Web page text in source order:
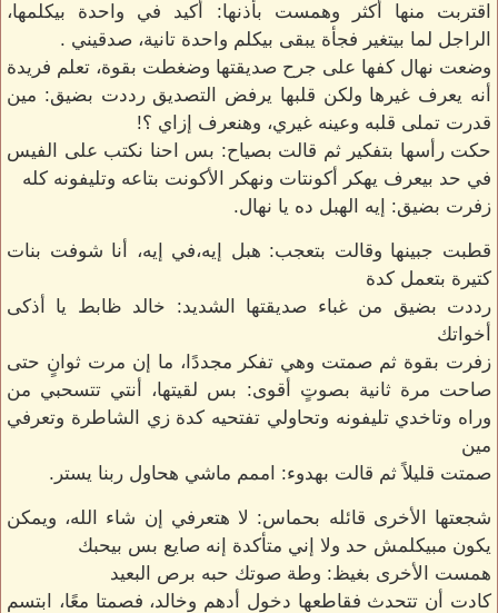
اقتربت منها أكثر وهمست بأذنها: أكيد في واحدة بيكلمها،
الراجل لما بيتغير فجأة يبقى بيكلم واحدة تانية، صدقيني .
وضعت نهال كفها على جرح صديقتها وضغطت بقوة، تعلم فريدة
أنه يعرف غيرها ولكن قلبها يرفض التصديق رددت بضيق: مين
قدرت تملى قلبه وعينه غيري، وهنعرف إزاي ؟!
حكت رأسها بتفكير ثم قالت بصياح: بس احنا نكتب على الفيس
في حد بيعرف يهكر أكونتات ونهكر الأكونت بتاعه وتليفونه كله
زفرت بضيق: إيه الهبل ده يا نهال.
قطبت جبينها وقالت بتعجب: هبل إيه،في إيه، أنا شوفت بنات
كتيرة بتعمل كدة
رددت بضيق من غباء صديقتها الشديد: خالد ظابط يا أذكى
أخواتك
زفرت بقوة ثم صمتت وهي تفكر مجددًا، ما إن مرت ثوانٍ حتى
صاحت مرة ثانية بصوتٍ أقوى: بس لقيتها، أنتي تتسحبي من
وراه وتاخدي تليفونه وتحاولي تفتحيه كدة زي الشاطرة وتعرفي
مين
صمتت قليلاً ثم قالت بهدوء: اممم ماشي هحاول ربنا يستر.
شجعتها الأخرى قائله بحماس: لا هتعرفي إن شاء الله، ويمكن
يكون مبيكلمش حد ولا إني متأكدة إنه صايع بس بيحبك
همست الأخرى بغيظ: وطة صوتك حبه برص البعيد
كادت أن تتحدث فقاطعها دخول أدهم وخالد، فصمتا معًا، ابتسم